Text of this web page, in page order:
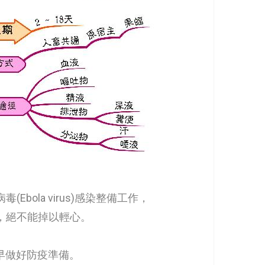
(Ebola virus)感染整備工作，
不能掉以輕心。
好防疫準備。